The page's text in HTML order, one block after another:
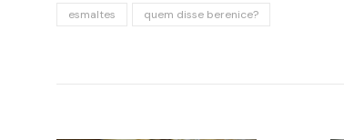
esmaltes quem disse berenice?